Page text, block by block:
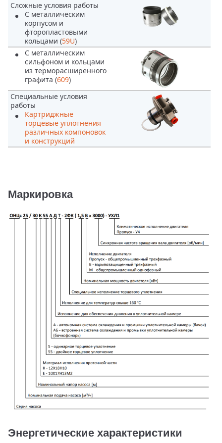
Сложные условия работы
С металлическим
корпусом и
фторопластовыми
кольцами (59U)
С металлическим
сильфоном и кольцами
из терморасширенного
графита (609)
Специальные условия
работы
Картриджные
торцевые уплотнения
различных компоновок
и конструкций
Маркировка
Энергетические характеристики